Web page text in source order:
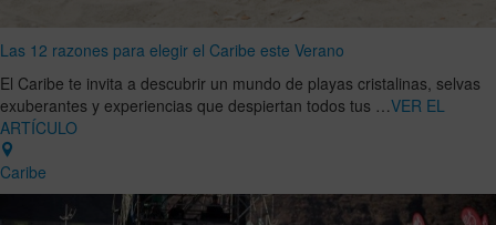
Las 12 razones para elegir el Caribe este Verano
El Caribe te invita a descubrir un mundo de playas cristalinas, selvas
exuberantes y experiencias que despiertan todos tus …VER EL
ARTÍCULO
Caribe